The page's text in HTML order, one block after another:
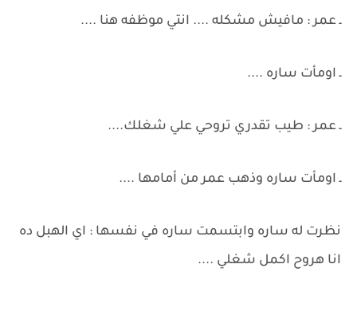
ـ عمر : مافيش مشكله .... انتي موظفه هنا ....
ـ اومأت ساره ....
ـ عمر : طيب تقدري تروحي علي شغلك....
ـ اومأت ساره وذهب عمر من أمامها ....
نظرت له ساره وابتسمت ساره في نفسها : اي الهبل ده
انا هروح اكمل شغلي ....